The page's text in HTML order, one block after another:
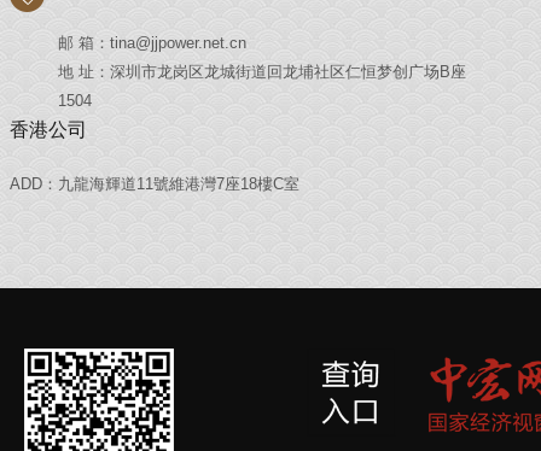
邮 箱：tina@jjpower.net.cn
地 址：深圳市龙岗区龙城街道回龙埔社区仁恒梦创广场B座
1504
香港公司
ADD：九龍海輝道11號維港灣7座18樓C室